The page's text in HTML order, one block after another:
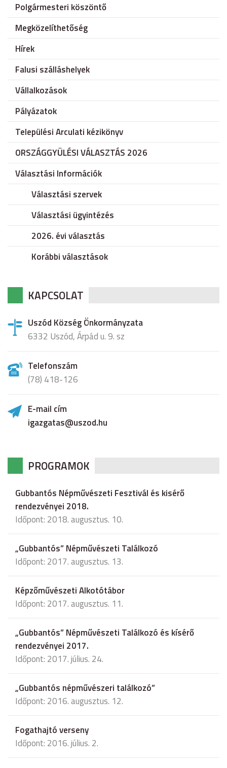
Polgármesteri köszöntő
Megközelíthetőség
Hírek
Falusi szálláshelyek
Vállalkozások
Pályázatok
Települési Arculati kézikönyv
ORSZÁGGYÜLÉSI VÁLASZTÁS 2026
Választási Információk
Választási szervek
Választási ügyintézés
2026. évi választás
Korábbi választások
KAPCSOLAT
Uszód Község Önkormányzata
6332 Uszód, Árpád u. 9. sz
Telefonszám
(78) 418-126
E-mail cím
igazgatas@uszod.hu
PROGRAMOK
Gubbantós Népművészeti Fesztivál és kisérő
rendezvényei 2018.
Időpont: 2018. augusztus. 10.
„Gubbantós” Népművészeti Találkozó
Időpont: 2017. augusztus. 13.
Képzőművészeti Alkotótábor
Időpont: 2017. augusztus. 11.
„Gubbantós” Népművészeti Találkozó és kísérő
rendezvényei 2017.
Időpont: 2017. július. 24.
„Gubbantós népművészeri találkozó”
Időpont: 2016. augusztus. 12.
Fogathajtó verseny
Időpont: 2016. július. 2.